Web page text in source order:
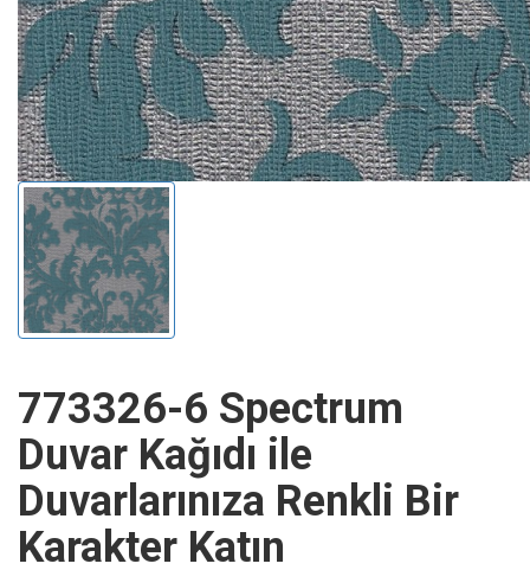
773326-6 Spectrum
Duvar Kağıdı ile
Duvarlarınıza Renkli Bir
Karakter Katın